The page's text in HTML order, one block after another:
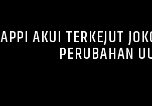
APPI AKUI TERKEJUT
PERUBAHAN